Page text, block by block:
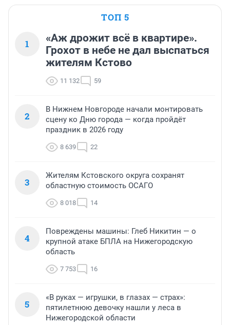
ТОП 5
1
«Аж дрожит всё в квартире».
Грохот в небе не дал выспаться
жителям Кстово
11 132 59
2
В Нижнем Новгороде начали монтировать
сцену ко Дню города — когда пройдёт
праздник в 2026 году
8 639 22
3
Жителям Кстовского округа сохранят
областную стоимость ОСАГО
8 018 14
4
Повреждены машины: Глеб Никитин — о
крупной атаке БПЛА на Нижегородскую
область
7 753 16
5
«В руках — игрушки, в глазах — страх»:
пятилетнюю девочку нашли у леса в
Нижегородской области